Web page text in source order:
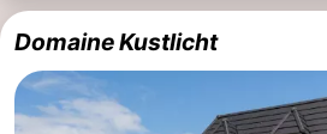
Brouwershaven
-
Bruinisse
-
Domaine Kustlicht